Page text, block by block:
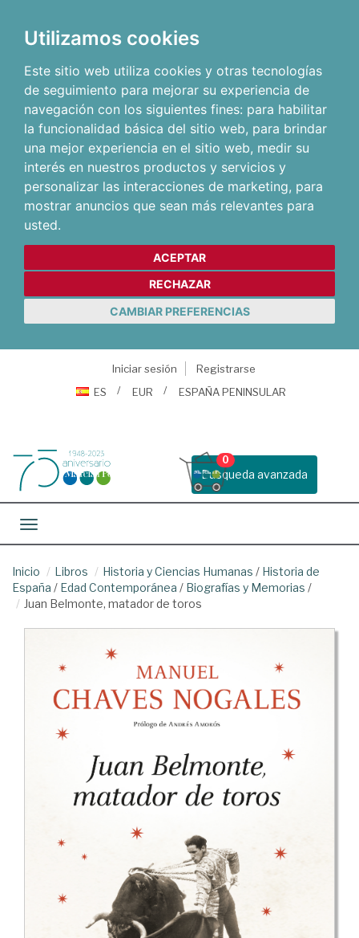
Utilizamos cookies
Este sitio web utiliza cookies y otras tecnologías
de seguimiento para mejorar su experiencia de
navegación con los siguientes fines: para habilitar
la funcionalidad básica del sitio web, para brindar
una mejor experiencia en el sitio web, medir su
interés en nuestros productos y servicios y
personalizar las interacciones de marketing, para
mostrar anuncios que sean más relevantes para
usted.
ACEPTAR
RECHAZAR
CAMBIAR PREFERENCIAS
Iniciar sesión
Registrarse
ES
EUR ESPAÑA PENINSULAR
Busqueda avanzada
0
Toggle navigation
Inicio Libros Historia y Ciencias Humanas / Historia de
España / Edad Contemporánea / Biografías y Memorias /
Juan Belmonte, matador de toros